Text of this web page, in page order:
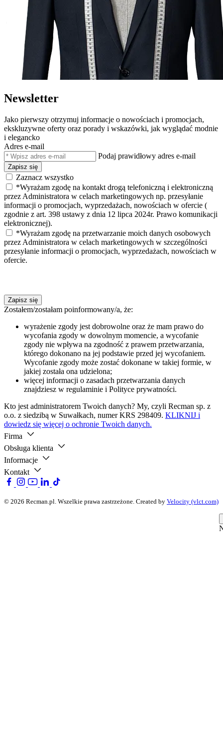
Newsletter
Jako pierwszy otrzymuj informacje o nowościach i promocjach,
ekskluzywne oferty oraz porady i wskazówki, jak wyglądać modnie
i elegancko
Adres e-mail
Podaj prawidłowy adres e-mail
Zapisz się
Zaznacz wszystko
*Wyrażam zgodę na kontakt drogą telefoniczną i elektroniczną
przez Administratora w celach marketingowych np. przesyłanie
informacji o promocjach, wyprzedażach, nowościach w ofercie (
zgodnie z art. 398 ustawy z dnia 12 lipca 2024r. Prawo komunikacji
elektronicznej).
*Wyrażam zgodę na przetwarzanie moich danych osobowych
przez Administratora w celach marketingowych w szczególności
przesyłanie informacji o promocjach, wyprzedażach, nowościach w
ofercie.
Zapisz się
Zostałem/zostałam poinformowany/a, że:
wyrażenie zgody jest dobrowolne oraz że mam prawo do
wycofania zgody w dowolnym momencie, a wycofanie
zgody nie wpływa na zgodność z prawem przetwarzania,
którego dokonano na jej podstawie przed jej wycofaniem.
Wycofanie zgody może zostać dokonane w takiej formie, w
jakiej została ona udzielona;
więcej informacji o zasadach przetwarzania danych
znajdziesz w regulaminie i Polityce prywatności.
Kto jest administratorem Twoich danych? My, czyli Recman sp. z
o.o. z siedzibą w Suwałkach, numer KRS 298409. KLIKNIJ i
dowiedz się więcej o ochronie Twoich danych.
Firma
Obsługa klienta
Informacje
Kontakt
© 2026 Recman.pl. Wszelkie prawa zastrzeżone. Created by Velocity (vlct.com)